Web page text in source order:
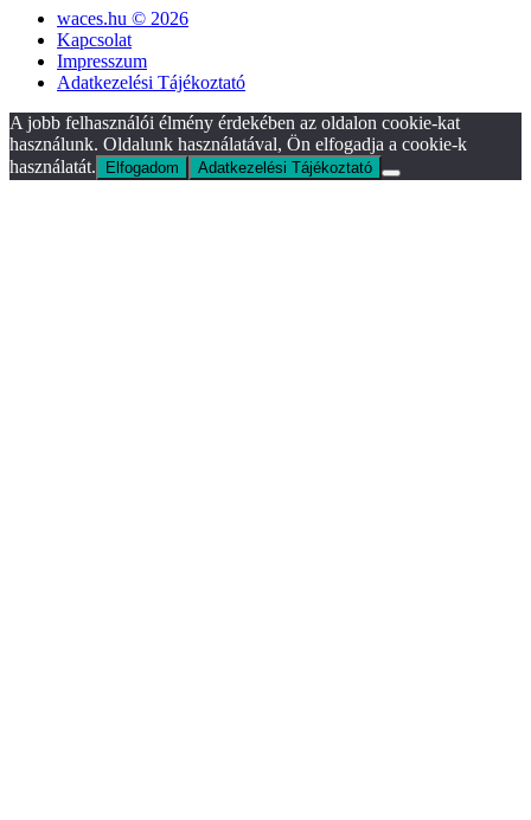
waces.hu © 2026
Kapcsolat
Impresszum
Adatkezelési Tájékoztató
A jobb felhasználói élmény érdekében az oldalon cookie-kat
használunk. Oldalunk használatával, Ön elfogadja a cookie-k
használatát.
Elfogadom Adatkezelési Tájékoztató